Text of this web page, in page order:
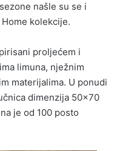
našle su se i
kolekcije.
proljećem i
limuna, nježnim
materijalima. U ponudi
dimenzija 50×70
je od 100 posto